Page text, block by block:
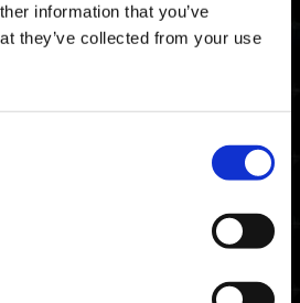
information that you’ve
they’ve collected from your use
временной разлом
награда